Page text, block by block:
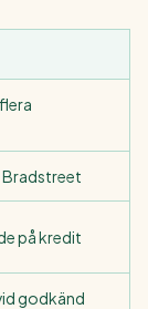
Bradstreet
på kredit
godkänd